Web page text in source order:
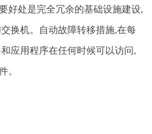
处是完全冗余的基础设施建设,
换机。自动故障转移措施,在每
应用程序在任何时候可以访问,
。